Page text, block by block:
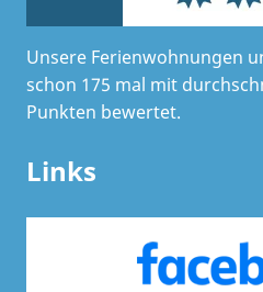
Unsere Ferienwohnungen
schon 175 mal mit
Punkten bewertet.
Links